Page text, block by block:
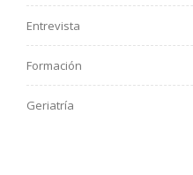
Entrevista
Formación
Geriatría